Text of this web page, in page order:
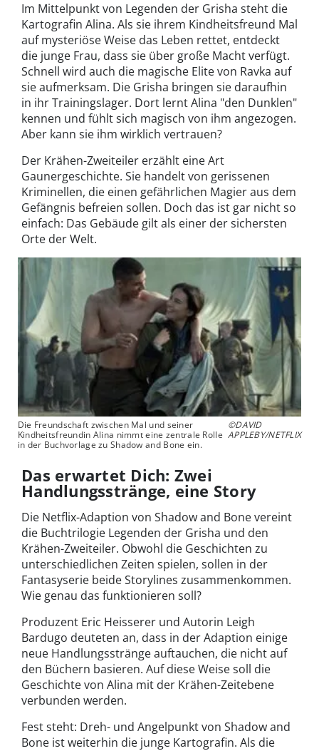
Im Mittelpunkt von Legenden der Grisha steht die
Kartografin Alina. Als sie ihrem Kindheitsfreund Mal
auf mysteriöse Weise das Leben rettet, entdeckt
die junge Frau, dass sie über große Macht verfügt.
Schnell wird auch die magische Elite von Ravka auf
sie aufmerksam. Die Grisha bringen sie daraufhin
in ihr Trainingslager. Dort lernt Alina "den Dunklen"
kennen und fühlt sich magisch von ihm angezogen.
Aber kann sie ihm wirklich vertrauen?
Der Krähen-Zweiteiler erzählt eine Art
Gaunergeschichte. Sie handelt von gerissenen
Kriminellen, die einen gefährlichen Magier aus dem
Gefängnis befreien sollen. Doch das ist gar nicht so
einfach: Das Gebäude gilt als einer der sichersten
Orte der Welt.
Die Freundschaft zwischen Mal und seiner
Kindheitsfreundin Alina nimmt eine zentrale Rolle
in der Buchvorlage zu Shadow and Bone ein.
©DAVID
APPLEBY/NETFLIX
Das erwartet Dich: Zwei
Handlungsstränge, eine Story
Die Netflix-Adaption von Shadow and Bone vereint
die Buchtrilogie Legenden der Grisha und den
Krähen-Zweiteiler. Obwohl die Geschichten zu
unterschiedlichen Zeiten spielen, sollen in der
Fantasyserie beide Storylines zusammenkommen.
Wie genau das funktionieren soll?
Produzent Eric Heisserer und Autorin Leigh
Bardugo deuteten an, dass in der Adaption einige
neue Handlungsstränge auftauchen, die nicht auf
den Büchern basieren. Auf diese Weise soll die
Geschichte von Alina mit der Krähen-Zeitebene
verbunden werden.
Fest steht: Dreh- und Angelpunkt von Shadow and
Bone ist weiterhin die junge Kartografin. Als die